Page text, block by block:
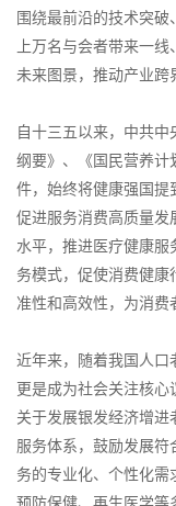
围绕最前沿的技术突
上万名与会者带来一
未来图景，推动产业跨
自十三五以来，中共中
纲要》、《国民营养计
件，始终将健康强国提
促进服务消费高质量发
水平，推进医疗健康服
务模式，促使消费健
准性和高效性，为消费
近年来，随着我国人口
更是成为社会关注核
关于发展银发经济增
服务体系，鼓励发展符
务的专业化、个性化需